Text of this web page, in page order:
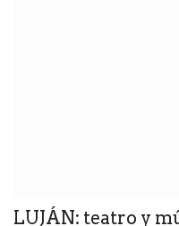
LUJÁN: teatro y